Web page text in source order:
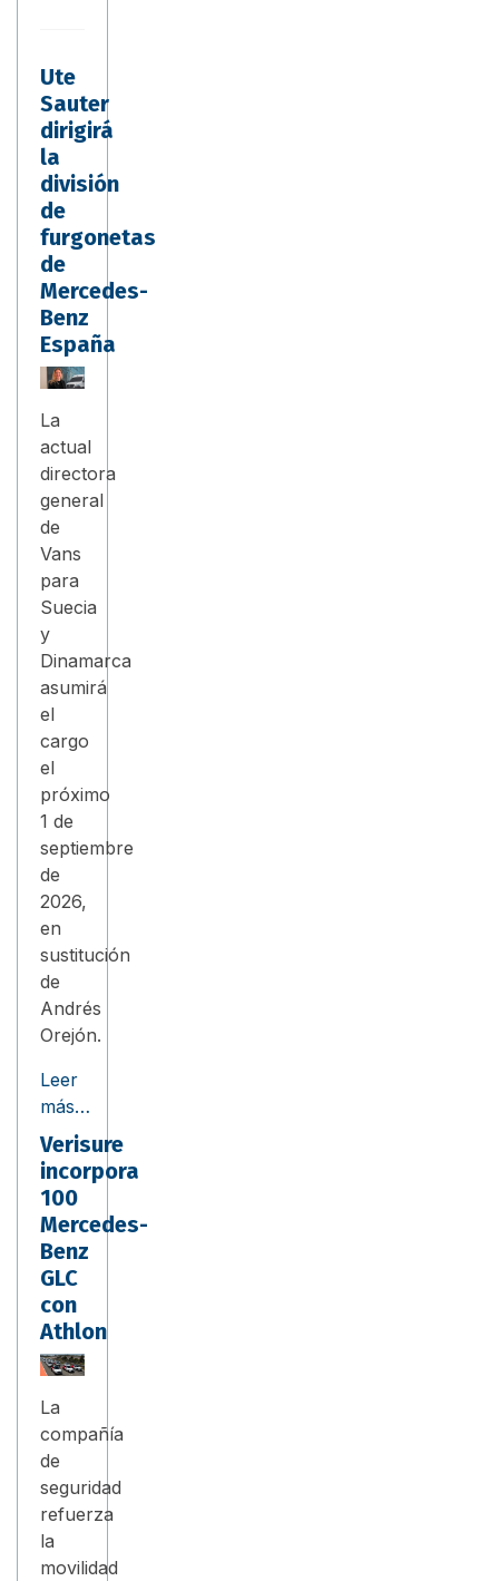
Ute
Sauter
dirigirá
la
división
de
furgonetas
de
Mercedes-
Benz
España
La
actual
directora
general
de
Vans
para
Suecia
y
Dinamarca
asumirá
el
cargo
el
próximo
1 de
septiembre
de
2026,
en
sustitución
de
Andrés
Orejón.
Leer
más…
Verisure
incorpora
100
Mercedes-
Benz
GLC
con
Athlon
La
compañía
de
seguridad
refuerza
la
movilidad